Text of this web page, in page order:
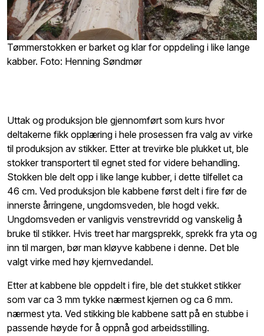
Tømmerstokken er barket og klar for oppdeling i like lange
kabber. Foto: Henning Søndmør
Uttak og produksjon ble gjennomført som kurs hvor
deltakerne fikk opplæ­ring i hele prosessen fra valg av virke
til produksjon av stikker. Etter at trevirke ble plukket ut, ble
stokker transportert til egnet sted for videre behandling.
Stokken ble delt opp i like lange kubber, i dette tilfellet ca
46 cm. Ved produksjon ble kabbene først delt i fire før de
innerste årringene, ungdomsveden, ble hogd vekk.
Ungdomsveden er vanligvis venstrevridd og vanskelig å
bruke til stikker. Hvis treet har margsprekk, sprekk fra yta og
inn til margen, bør man kløyve kabbene i denne. Det ble
valgt virke med høy kjernvedandel.
Etter at kabbene ble oppdelt i fire, ble det stukket stikker
som var ca 3 mm tykke nærmest kjernen og ca 6 mm.
nærmest yta. Ved stikking ble kabbene satt på en stubbe i
passende høyde for å oppnå god arbeidsstilling.